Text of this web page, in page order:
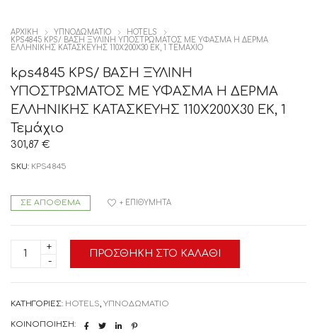
ΑΡΧΙΚΉ ΥΠΝΟΔΩΜΑΤΙΟ
HOTELS
KPS4845 KPS/ ΒΑΣΗ ΞΥΛΙΝΗ ΥΠΟΣΤΡΩΜΑΤΟΣ ΜΕ ΥΦΑΣΜΑ Η ΔΕΡΜΑ
ΕΛΛΗΝΙΚΗΣ ΚΑΤΑΣΚΕΥΗΣ 110Χ200X30 ΕΚ, 1 ΤΕΜΆΧΙΟ
kps4845 KPS/ ΒΑΣΗ ΞΥΛΙΝΗ
ΥΠΟΣΤΡΩΜΑΤΟΣ ΜΕ ΥΦΑΣΜΑ Η ΔΕΡΜΑ
ΕΛΛΗΝΙΚΗΣ ΚΑΤΑΣΚΕΥΗΣ 110Χ200X30 ΕΚ, 1
Τεμάχιο
301,87 €
SKU: KPS4845
ΣΕ ΑΠΌΘΕΜΑ
kps4845
KPS/
ΥΦΑΣΜΑ
Η
ΔΕΡΜΑ
ΠΡΟΣΘΉΚΗ ΣΤΟ ΚΑΛΆΘΙ
+ ΕΠΙΘΥΜΗΤΆ
ΚΑΤΗΓΟΡΊΕΣ: HOTELS, ΥΠΝΟΔΩΜΑΤΙΟ
ΚΟΙΝΟΠΟΊΗΣΗ: